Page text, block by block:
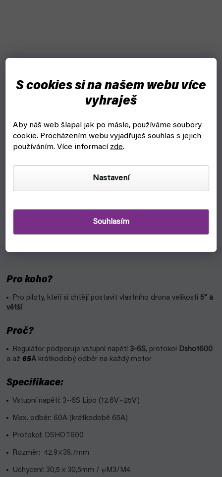
S cookies si na našem webu více
vyhraješ
Aby náš web šlapal jak po másle, používáme soubory
cookie. Procházením webu vyjadřuješ souhlas s jejich
používáním. Více informací zde.
Nastavení
Souhlasím
TAKER F405 BLS 50A STACK (GEPRC) - 50A 6S
skladem, ihned k odeslání
Pro koho?
Pro piloty, kteří si chtějí postavit vlastního drona velikosti 5“ a
větší
Proč?
Regulátor podporuje vstupní napětí 3-6S, protokol Dshot600
a až 65A krátkodobý odběr na každý motor
Specifikace:
Vstupní napětí: 3~6S Lipo (12.6V~25V)
Max. odběr: 60A (krátkodobě 65A)
Protokol: DSHOT600
Rozměr: 42.9×39.7mm
Uchycení: 30,5 x 30,5mm / φ M3/M4